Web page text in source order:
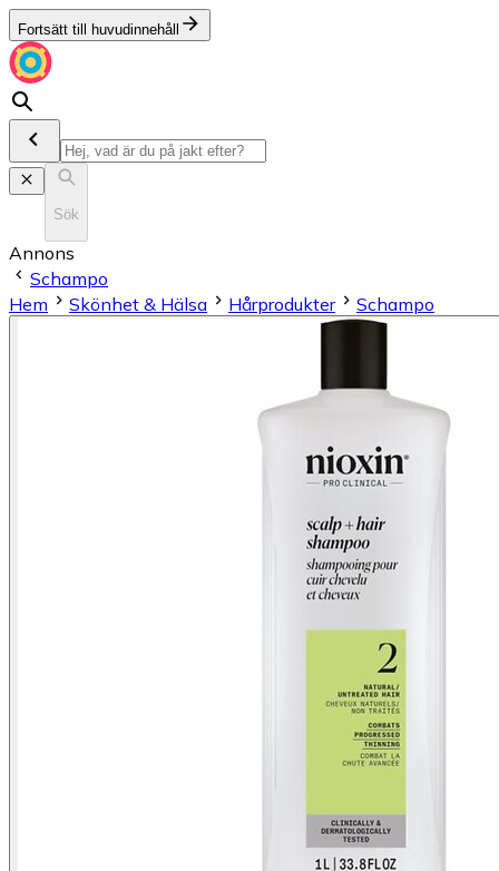
Fortsätt till huvudinnehåll
Sök
Annons
Schampo
Hem
Skönhet & Hälsa Hårprodukter Schampo